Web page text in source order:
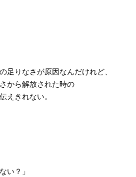
足りなさが原因なんだけれど、
から解放された時の
えきれない。
い？」